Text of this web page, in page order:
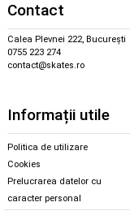
Contact
Calea Plevnei 222, București
0755 223 274
contact@skates.ro
Informații utile
Politica de utilizare
Cookies
Prelucrarea datelor cu
caracter personal